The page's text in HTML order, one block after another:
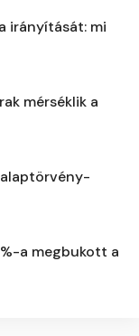
irányítását: mi
mérséklik a
alaptörvény-
a megbukott a